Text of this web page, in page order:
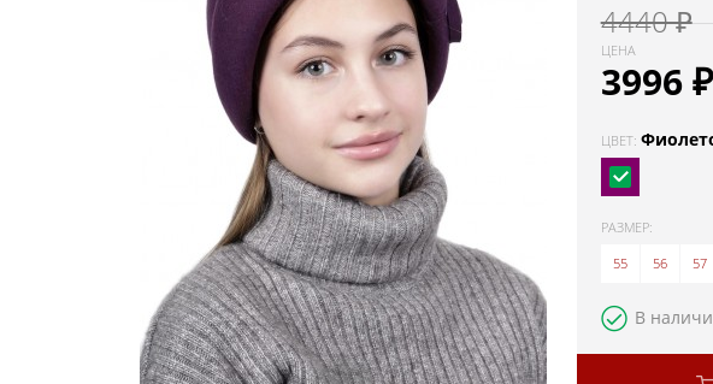
4440 ₽
ЦЕНА
3996₽
ЦВЕТ:
РАЗМЕР:
55
56 57
В